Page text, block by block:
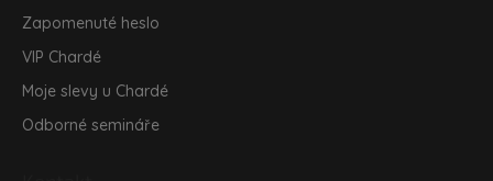
Zapomenuté heslo
VIP Chardé
Moje slevy u Chardé
Odborné semináře